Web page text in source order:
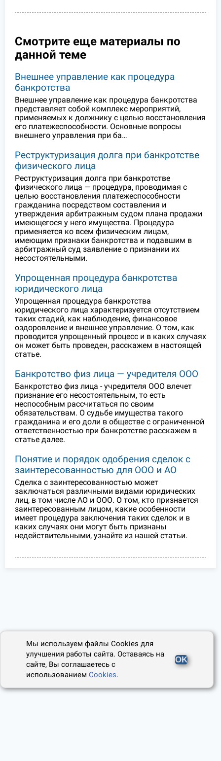
Смотрите еще материалы по
данной теме
Внешнее управление как процедура
банкротства
Внешнее управление как процедура банкротства
представляет собой комплекс мероприятий,
применяемых к должнику с целью восстановления
его платежеспособности. Основные вопросы
внешнего управления при ба…
Реструктуризация долга при банкротстве
физического лица
Реструктуризация долга при банкротстве
физического лица — процедура, проводимая с
целью восстановления платежеспособности
гражданина посредством составления и
утверждения арбитражным судом плана продажи
имеющегося у него имущества. Процедура
применяется ко всем физическим лицам,
имеющим признаки банкротства и подавшим в
арбитражный суд заявление о признании их
несостоятельными.
Упрощенная процедура банкротства
юридического лица
Упрощенная процедура банкротства
юридического лица характеризуется отсутствием
таких стадий, как наблюдение, финансовое
оздоровление и внешнее управление. О том, как
проводится упрощенный процесс и в каких случаях
он может быть проведен, расскажем в настоящей
статье.
Банкротство физ лица — учредителя ООО
Банкротство физ лица - учредителя ООО влечет
признание его несостоятельным, то есть
неспособным рассчитаться по своим
обязательствам. О судьбе имущества такого
гражданина и его доли в обществе с ограниченной
ответственностью при банкротстве расскажем в
статье далее.
Понятие и порядок одобрения сделок с
заинтересованностью для ООО и АО
Сделка с заинтересованностью может
заключаться различными видами юридических
лиц, в том числе АО и ООО. О том, кто признается
заинтересованным лицом, какие особенности
имеет процедура заключения таких сделок и в
каких случаях они могут быть признаны
недействительными, узнайте из нашей статьи.
Мы используем файлы Cookies для
улучшения работы сайта. Оставаясь на
сайте, Вы соглашаетесь с
использованиемCookies.
OK